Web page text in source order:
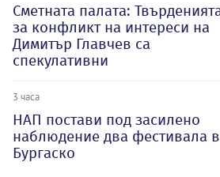
Сметната палата:
за конфликт на интереси на
Димитър Главчев са
спекулативни
3 часа
НАП постави под засилено
наблюдение два фестивала в
Бургаско